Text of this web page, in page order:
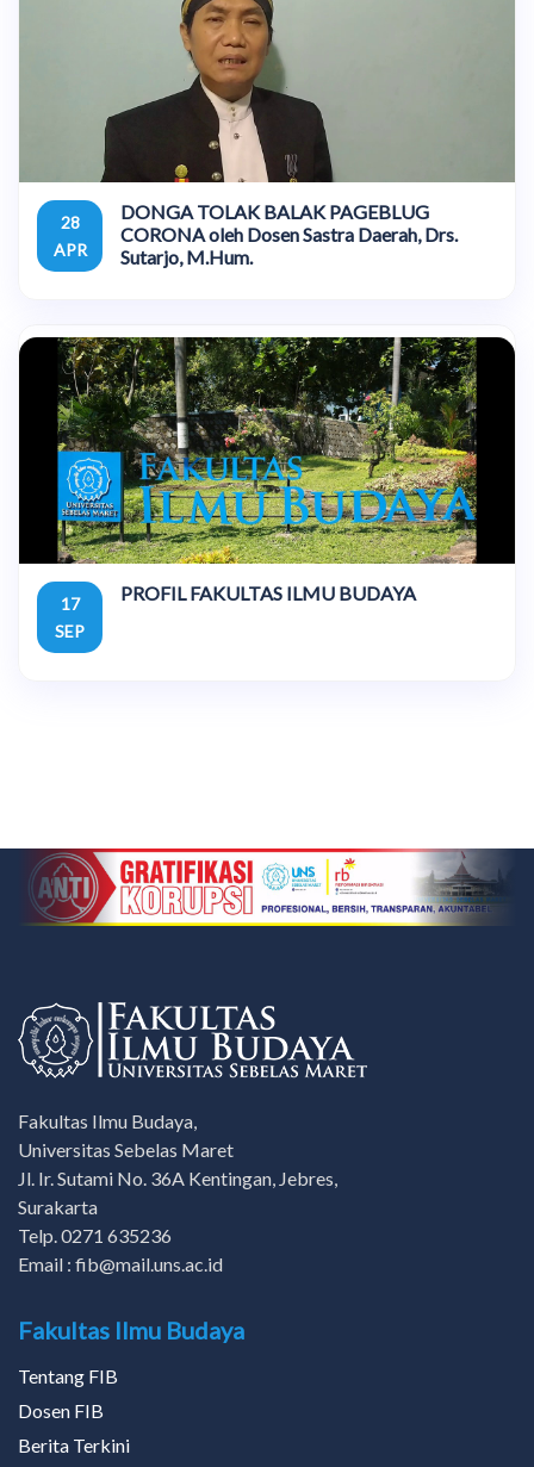
28
APR
DONGA TOLAK BALAK PAGEBLUG
CORONA oleh Dosen Sastra Daerah, Drs.
Sutarjo, M.Hum.
17
SEP
PROFIL FAKULTAS ILMU BUDAYA
Fakultas Ilmu Budaya,
Universitas Sebelas Maret
Jl. Ir. Sutami No. 36A Kentingan, Jebres,
Surakarta
Telp. 0271 635236
Email : fib@mail.uns.ac.id
Fakultas Ilmu Budaya
Tentang FIB
Dosen FIB
Berita Terkini